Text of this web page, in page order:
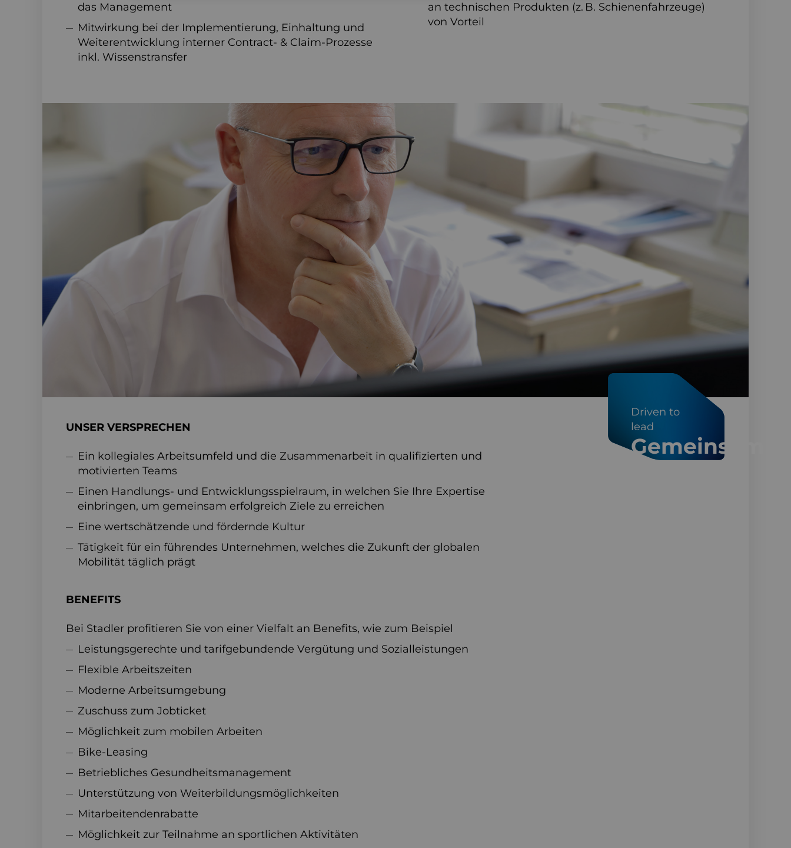
das Management
Mitwirkung bei der Implementierung, Einhaltung und
Weiterentwicklung interner Contract‑ & Claim‑Prozesse
inkl. Wissenstransfer
an technischen Produkten (z. B. Schienenfahrzeuge)
von Vorteil
Driven to
lead
Gemeinsam
UNSER VERSPRECHEN
Ein kollegiales Arbeitsumfeld und die Zusammenarbeit in qualifizierten und
motivierten Teams
Einen Handlungs- und Entwicklungsspielraum, in welchen Sie Ihre Expertise
einbringen, um gemeinsam erfolgreich Ziele zu erreichen
Eine wertschätzende und fördernde Kultur
Tätigkeit für ein führendes Unternehmen, welches die Zukunft der globalen
Mobilität täglich prägt
BENEFITS
Bei Stadler profitieren Sie von einer Vielfalt an Benefits, wie zum Beispiel
Leistungsgerechte und tarifgebundende Vergütung und Sozialleistungen
Flexible Arbeitszeiten
Moderne Arbeitsumgebung
Zuschuss zum Jobticket
Möglichkeit zum mobilen Arbeiten
Bike-Leasing
Betriebliches Gesundheitsmanagement
Unterstützung von Weiterbildungsmöglichkeiten
Mitarbeitendenrabatte
Möglichkeit zur Teilnahme an sportlichen Aktivitäten